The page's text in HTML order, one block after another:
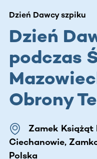
Dzień Dawcy szpiku
Dzień
podczas
Obrony
Zamek Książąt
Ciechanowie,
Polska